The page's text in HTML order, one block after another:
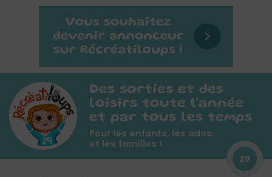
Des sorties et des
loisirs toute l'année
et par tous les temps
Pour les enfants, les ados,
et les familles !
29